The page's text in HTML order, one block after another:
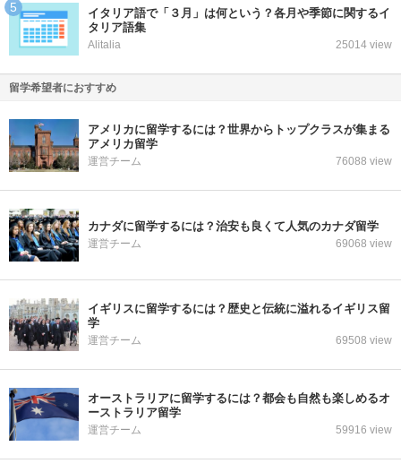
イタリア語で「３月」は何という？各月や季節に関するイ
タリア語集
Alitalia 25014 view
留学希望者におすすめ
アメリカに留学するには？世界からトップクラスが集まる
アメリカ留学
運営チーム 76088 view
カナダに留学するには？治安も良くて人気のカナダ留学
運営チーム 69068 view
イギリスに留学するには？歴史と伝統に溢れるイギリス留
学
運営チーム 69508 view
オーストラリアに留学するには？都会も自然も楽しめるオ
ーストラリア留学
運営チーム 59916 view